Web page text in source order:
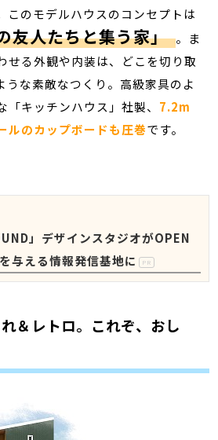
このモデルハウスのコンセプトは
友人たちと集う家」 。ま
せる外観や内装は、どこを切り取
うな素敵なつくり。高級家具のよ
「キッチンハウス」社製、 7.2m
ルのカップボードも圧巻です。
」デザインスタジオがOPEN
与える情報発信基地に
PR
＆レトロ。これぞ、おし